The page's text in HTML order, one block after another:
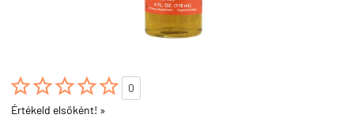

0
Értékeld elsőként! »